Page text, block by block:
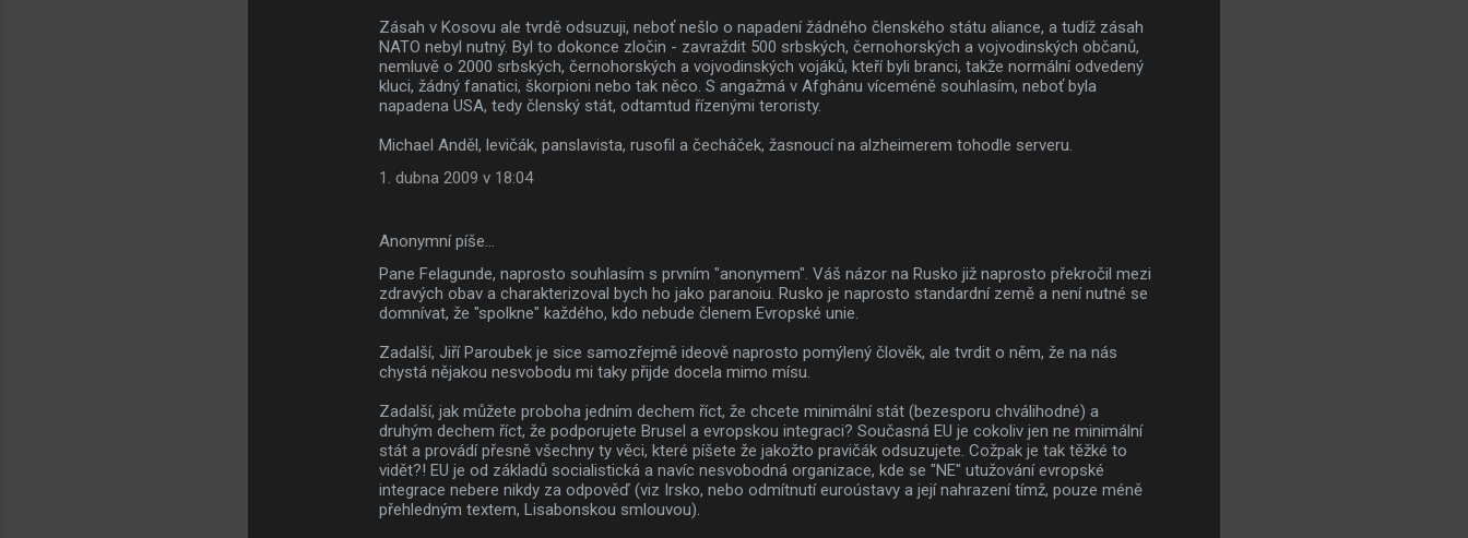
Zásah v Kosovu ale tvrdě odsuzuji, neboť nešlo o napadení žádného členského státu aliance, a tudíž zásah
NATO nebyl nutný. Byl to dokonce zločin - zavraždit 500 srbských, černohorských a vojvodinských občanů,
nemluvě o 2000 srbských, černohorských a vojvodinských vojáků, kteří byli branci, takže normální odvedený
kluci, žádný fanatici, škorpioni nebo tak něco. S angažmá v Afghánu víceméně souhlasím, neboť byla
napadena USA, tedy členský stát, odtamtud řízenými teroristy.
Michael Anděl, levičák, panslavista, rusofil a čecháček, žasnoucí na alzheimerem tohodle serveru.
1. dubna 2009 v 18:04
Anonymní píše…
Pane Felagunde, naprosto souhlasím s prvním "anonymem". Váš názor na Rusko již naprosto překročil mezi
zdravých obav a charakterizoval bych ho jako paranoiu. Rusko je naprosto standardní země a není nutné se
domnívat, že "spolkne" každého, kdo nebude členem Evropské unie.
Zadalší, Jiří Paroubek je sice samozřejmě ideově naprosto pomýlený člověk, ale tvrdit o něm, že na nás
chystá nějakou nesvobodu mi taky přijde docela mimo mísu.
Zadalší, jak můžete proboha jedním dechem říct, že chcete minimální stát (bezesporu chválihodné) a
druhým dechem říct, že podporujete Brusel a evropskou integraci? Současná EU je cokoliv jen ne minimální
stát a provádí přesně všechny ty věci, které píšete že jakožto pravičák odsuzujete. Cožpak je tak těžké to
vidět?! EU je od základů socialistická a navíc nesvobodná organizace, kde se "NE" utužování evropské
integrace nebere nikdy za odpověď (viz Irsko, nebo odmítnutí euroústavy a její nahrazení tímž, pouze méně
přehledným textem, Lisabonskou smlouvou).